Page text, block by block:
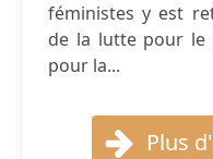
féministes y est
de la lutte pour le
pour la...
Plus